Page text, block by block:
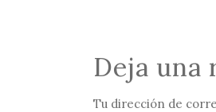
Deja una
Tu dirección de